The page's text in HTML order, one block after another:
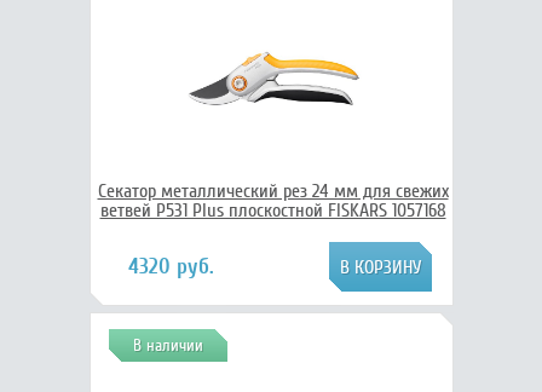
Секатор металлический рез 24 мм для свежих
ветвей P531 Plus плоскостной FISKARS 1057168
4320 руб.
В наличии